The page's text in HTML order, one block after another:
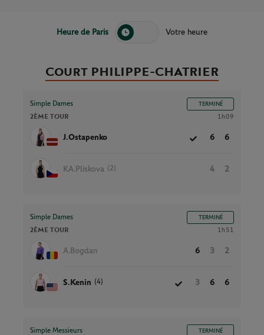
Heure de Paris Votre heure
Court PHILIPPE-CHATRIER
Simple Dames TERMINÉ
2ÈME TOUR 1h09
J.Ostapenko 6 6
KA.Pliskova (2) 4 2
Simple Dames TERMINÉ
2ÈME TOUR 1h51
A.Bogdan 6 3 2
S.Kenin (4) 3 6 6
Simple Messieurs TERMINÉ